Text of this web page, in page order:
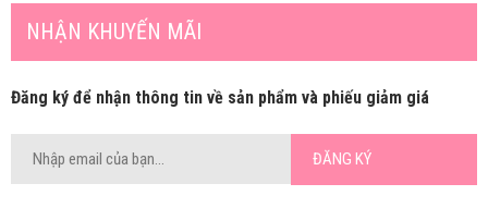
NHẬN KHUYẾN MÃI
Đăng ký để nhận thông tin về sản phẩm và phiếu giảm giá
ĐĂNG KÝ